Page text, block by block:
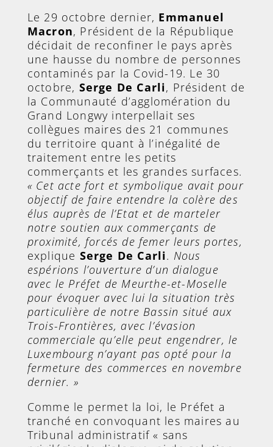
Le 29 octobre dernier, Emmanuel
Macron, Président de la République
décidait de reconfiner le pays après
une hausse du nombre de personnes
contaminés par la Covid-19. Le 30
octobre, Serge De Carli, Président de
la Communauté d’agglomération du
Grand Longwy interpellait ses
collègues maires des 21 communes
du territoire quant à l’inégalité de
traitement entre les petits
commerçants et les grandes surfaces.
« Cet acte fort et symbolique avait pour
objectif de faire entendre la colère des
élus auprès de l’Etat et de marteler
notre soutien aux commerçants de
proximité, forcés de femer leurs portes,
explique Serge De Carli. Nous
espérions l’ouverture d’un dialogue
avec le Préfet de Meurthe-et-Moselle
pour évoquer avec lui la situation très
particulière de notre Bassin situé aux
Trois-Frontières, avec l’évasion
commerciale qu’elle peut engendrer, le
Luxembourg n’ayant pas opté pour la
fermeture des commerces en novembre
dernier. »
Comme le permet la loi, le Préfet a
tranché en convoquant les maires au
Tribunal administratif « sans